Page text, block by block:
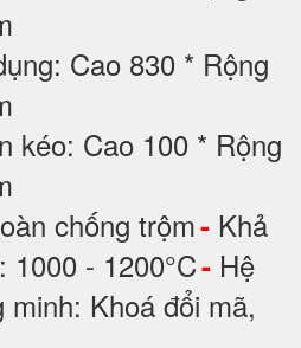
Cao 830 * Rộng
kéo: Cao 100 * Rộng
chống trộm- Khả
1000 - 1200°C- Hệ
Khoá đổi mã,